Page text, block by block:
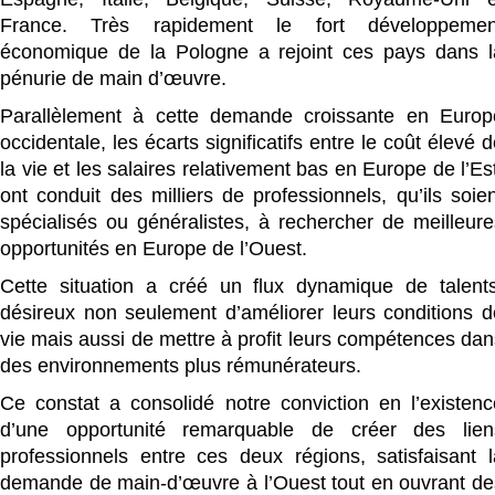
France. Très rapidement le fort
économique de la Pologne a rejoint ces pays dans
pénurie de main d’œuvre.
Parallèlement à cette demande croissante en
occidentale, les écarts significatifs entre le coût élevé
la vie et les salaires relativement bas en Europe de
ont conduit des milliers de professionnels, qu’ils
spécialisés ou généralistes, à rechercher de
opportunités en Europe de l’Ouest.
Cette situation a créé un flux dynamique de
désireux non seulement d’améliorer leurs conditions
vie mais aussi de mettre à profit leurs compétences
des environnements plus rémunérateurs.
Ce constat a consolidé notre conviction en
d’une opportunité remarquable de créer des
professionnels entre ces deux régions, satisfaisant
demande de main-d’œuvre à l’Ouest tout en ouvrant